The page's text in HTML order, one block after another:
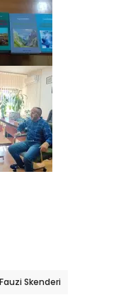
Skenderi